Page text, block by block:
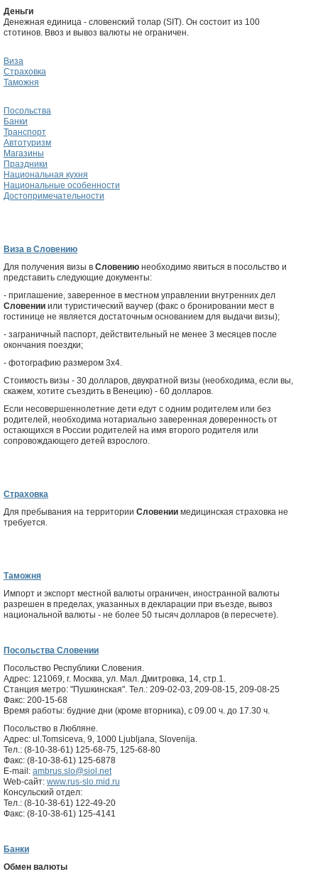
Деньги
Денежная единица - словенский толар (SIT). Он состоит из 100
стотинов. Ввоз и вывоз валюты не ограничен.
Виза
Страховка
Таможня
Посольства
Банки
Транспорт
Автотуризм
Магазины
Праздники
Национальная кухня
Национальные особенности
Достопримечательности
Виза в Словению
Для получения визы в Словению необходимо явиться в посольство и
представить следующие документы:
- приглашение, заверенное в местном управлении внутренних дел
Словении или туристический ваучер (факс о бронировании мест в
гостинице не является достаточным основанием для выдачи визы);
- заграничный паспорт, действительный не менее 3 месяцев после
окончания поездки;
- фотографию размером 3х4.
Стоимость визы - 30 долларов, двукратной визы (необходима, если вы,
скажем, хотите съездить в Венецию) - 60 долларов.
Если несовершеннолетние дети едут с одним родителем или без
родителей, необходима нотариально заверенная доверенность от
остающихся в России родителей на имя второго родителя или
сопровождающего детей взрослого.
Страховка
Для пребывания на территории Словении медицинская страховка не
требуется.
Таможня
Импорт и экспорт местной валюты ограничен, иностранной валюты
разрешен в пределах, указанных в декларации при въезде, вывоз
национальной валюты - не более 50 тысяч долларов (в пересчете).
Посольства Словении
Посольство Республики Словения.
Адрес: 121069, г. Москва, ул. Мал. Дмитровка, 14, стр.1.
Станция метро: "Пушкинская". Тел.: 209-02-03, 209-08-15, 209-08-25
Факс: 200-15-68
Время работы: будние дни (кроме вторника), с 09.00 ч. до 17.30 ч.
Посольство в Любляне.
Адрес: ul.Tomsiceva, 9, 1000 Ljubljana, Slovenija.
Тел.: (8-10-38-61) 125-68-75, 125-68-80
Факс: (8-10-38-61) 125-6878
E-mail: ambrus.slo@siol.net
Web-сайт: www.rus-slo.mid.ru
Консульский отдел:
Тел.: (8-10-38-61) 122-49-20
Факс: (8-10-38-61) 125-4141
Банки
Обмен валюты